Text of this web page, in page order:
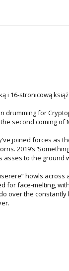
i 16-stronicową
drumming for
second coming of
joined forces as
2019’s
asses to the
howls
for face-melting,
over the constantly